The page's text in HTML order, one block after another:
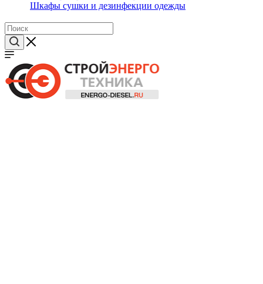
Шкафы сушки и дезинфекции одежды